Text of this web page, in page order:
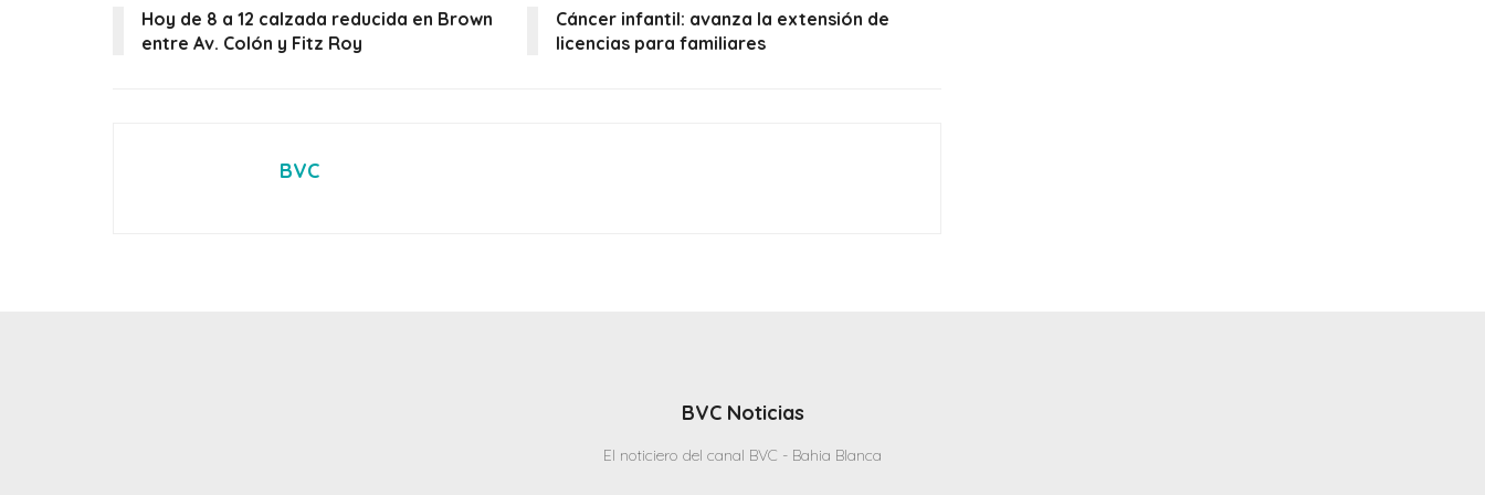
Hoy de 8 a 12 calzada reducida en Brown
entre Av. Colón y Fitz Roy
Cáncer infantil: avanza la extensión de
licencias para familiares
BVC
BVC Noticias
El noticiero del canal BVC - Bahia Blanca